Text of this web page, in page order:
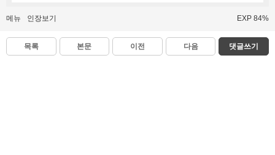
메뉴 인장보기 EXP 84%
목록 본문 이전 다음 댓글쓰기